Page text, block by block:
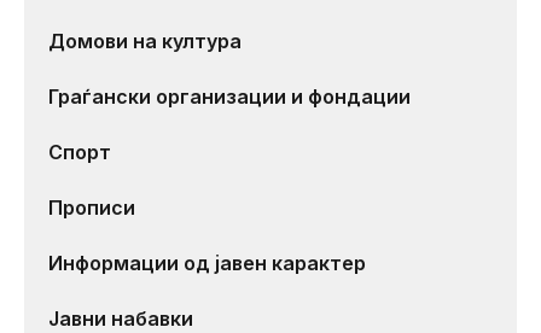
Домови на култура
Граѓански организации и фондации
Спорт
Прописи
Информации од јавен карактер
Јавни набавки